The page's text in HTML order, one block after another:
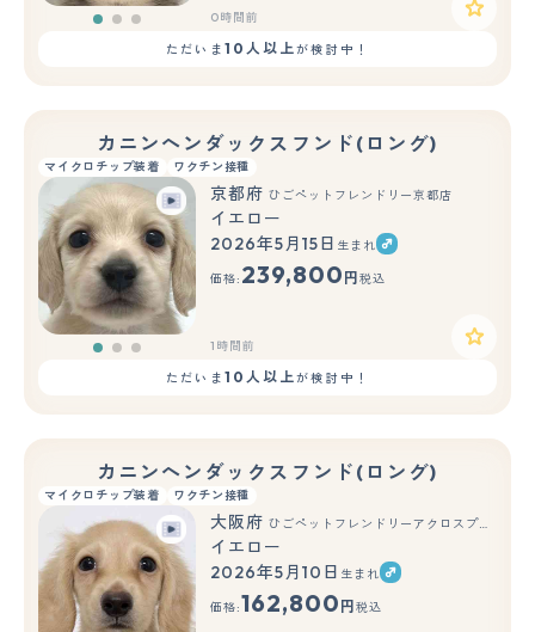
0時間前
ただいま 10人以上が検討中！
カニンヘンダックスフンド(ロング)
マイクロチップ装着 ワクチン接種
もっと見る
京都府 ひごペットフレンドリー京都店
イエロー
2026年5月15日 生まれ
価格: 239,800 円 税込
1時間前
ただいま 10人以上が検討中！
カニンヘンダックスフンド(ロング)
マイクロチップ装着 ワクチン接種
もっと見る
大阪府 ひごペットフレンドリーアクロスプラザ住之江店
イエロー
2026年5月10日 生まれ
価格:162,800 円 税込